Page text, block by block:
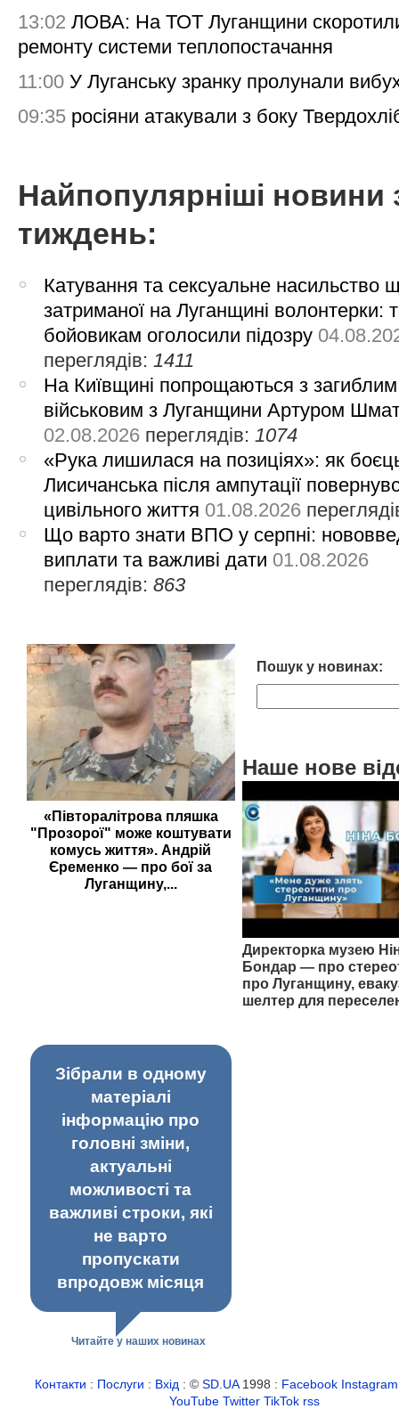
13:02 ЛОВА: На ТОТ Луганщини
ремонту системи теплопостачання
11:00 У Луганську зранку пролунали
09:35 росіяни атакували з боку
Найпопулярніші новини
тиждень:
Катування та сексуальне насильство
затриманої на Луганщині волонтерки:
бойовикам оголосили підозру
переглядів: 1411
На Київщині попрощаються з загиблим
військовим з Луганщини Артуром
02.08.2026 переглядів: 1074
«Рука лишилася на позиціях»: як
Лисичанська після ампутації
цивільного життя 01.08.2026
Що варто знати ВПО у серпні:
виплати та важливі дати 01.08.2026
переглядів:863
«Півторалітрова пляшка
"Прозорої" може коштувати
комусь життя». Андрій
Єременко — про бої за
Луганщину,...
Пошук у новинах:
Наше нове
Директорка музею
Бондар — про
про Луганщину,
шелтер для
Зібрали в одному
матеріалі
інформацію про
головні зміни,
актуальні
можливості та
важливі строки, які
не варто
пропускати
впродовж місяця
Читайте у наших новинах
Контакти : Послуги : Вхід : ©SD.UA1998 : Facebook Instagram
YouTube Twitter TikTok rss